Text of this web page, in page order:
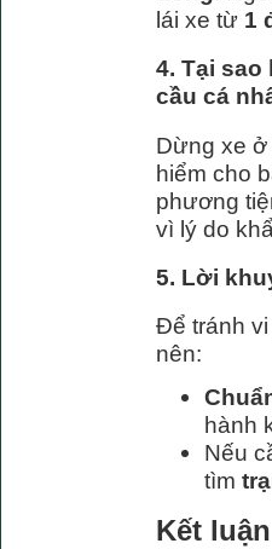
lái xe từ 1
4. Tại
cầu cá
Dừng xe ở
hiểm cho
phương
vì lý do
5. Lời
Để tránh
nên:
hành
Nếu
tìm
Kết luận